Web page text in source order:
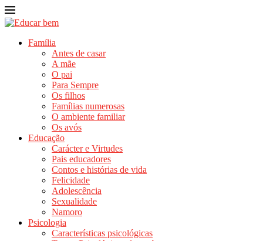
Família
Antes de casar
A mãe
O pai
Para Sempre
Os filhos
Famílias numerosas
O ambiente familiar
Os avós
Educação
Carácter e Virtudes
Pais educadores
Contos e histórias de vida
Felicidade
Adolescência
Sexualidade
Namoro
Psicologia
Características psicológicas